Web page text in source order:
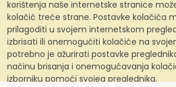
korištenja naše internetske stranice
kolačić treće strane. Postavke kolačića
prilagoditi u svojem internetskom
izbrisati ili onemogućiti kolačiće na
potrebno je ažurirati postavke
načinu brisanja i onemogućavanja
izborniku pomoći svojeg preglednika.